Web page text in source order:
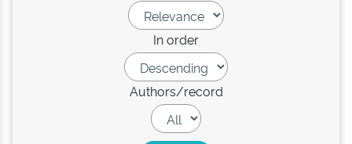
In order
Authors/record